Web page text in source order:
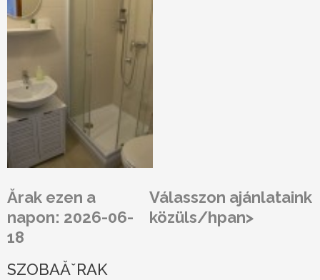
Ărak ezen a
napon: 2026-06-
18
Válasszon ajánlataink
közüls/hpan>
SZOBAĂˇRAK